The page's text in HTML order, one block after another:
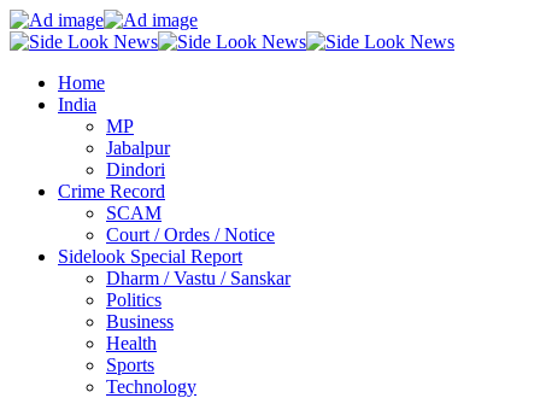
Home
India
MP
Jabalpur
Dindori
Crime Record
SCAM
Court / Ordes / Notice
Sidelook Special Report
Dharm / Vastu / Sanskar
Politics
Business
Health
Sports
Technology